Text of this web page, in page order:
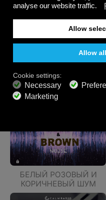
БОЛЬШОЙ ВЕНТИЛЯТОР
РОЗОВЫЙ ШУМ
БЕЛЫЙ РОЗОВЫЙ И
КОРИЧНЕВЫЙ ШУМ